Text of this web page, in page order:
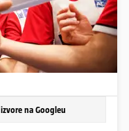
na Googleu